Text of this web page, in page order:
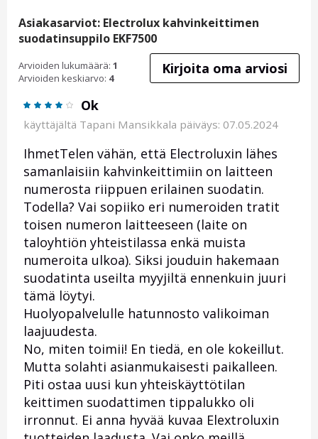
Asiakasarviot: Electrolux kahvinkeittimen
suodatinsuppilo EKF7500
Arvioiden lukumäärä: 1
Arvioiden keskiarvo: 4
Kirjoita oma arviosi
Ok
käyttäjältä Tapani Mansikkala päiväys: 07.05.2024
IhmetTelen vähän, että Electroluxin lähes
samanlaisiin kahvinkeittimiin on laitteen
numerosta riippuen erilainen suodatin.
Todella? Vai sopiiko eri numeroiden tratit
toisen numeron laitteeseen (laite on
taloyhtiön yhteistilassa enkä muista
numeroita ulkoa). Siksi jouduin hakemaan
suodatinta useilta myyjiltä ennenkuin juuri
tämä löytyi.
Huolyopalvelulle hatunnosto valikoiman
laajuudesta.
No, miten toimii! En tiedä, en ole kokeillut.
Mutta solahti asianmukaisesti paikalleen.
Piti ostaa uusi kun yhteiskäyttötilan
keittimen suodattimen tippalukko oli
irronnut. Ei anna hyvää kuvaa Elextroluxin